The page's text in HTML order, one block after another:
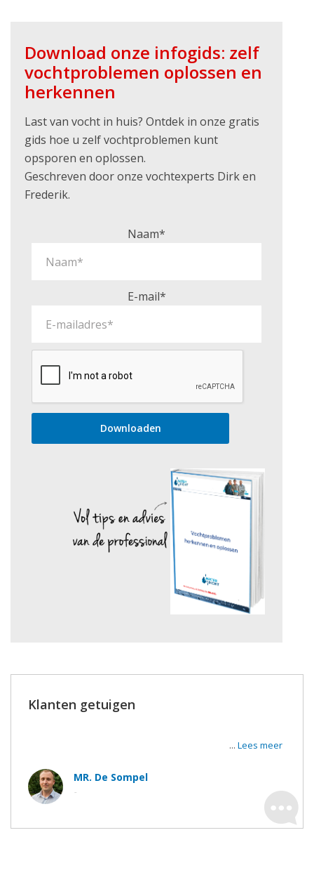
Download onze infogids: zelf
vochtproblemen oplossen en
herkennen
Last van vocht in huis? Ontdek in onze gratis
gids hoe u zelf vochtproblemen kunt
opsporen en oplossen.
Geschreven door onze vochtexperts Dirk en
Frederik.
Naam*
E-mail*
Klanten getuigen
... Lees meer
MR. De Sompel
-